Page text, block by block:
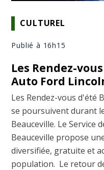
CULTUREL
Publié à 16h15
Les Rendez-
Auto Ford
Les Rendez-vous d'été
se poursuivent durant
Beauceville. Le Service
Beauceville propose
diversifiée, gratuite et
population. Le retour